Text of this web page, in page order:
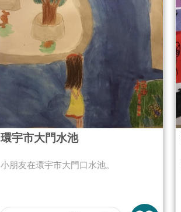
環宇市大門水池
小朋友在環宇市大門口水池。